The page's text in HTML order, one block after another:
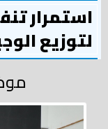
استمرار
لتوزيع